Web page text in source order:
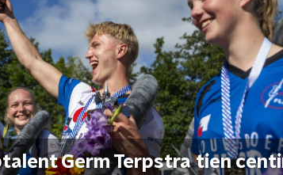
Germ Terpstra tien